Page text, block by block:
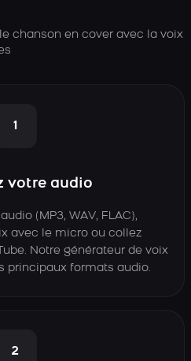
chanson en cover avec la voix
1
votre audio
(MP3, WAV, FLAC),
avec le micro ou collez
Notre générateur de voix
principaux formats audio.
2